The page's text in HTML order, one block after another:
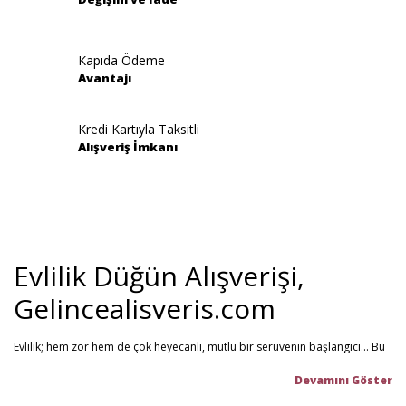
Kapıda Ödeme
Avantajı
Kredi Kartıyla Taksitli
Alışveriş İmkanı
Evlilik Düğün Alışverişi,
Gelincealisveris.com
Evlilik; hem zor hem de çok heyecanlı, mutlu bir serüvenin başlangıcı... Bu
Gelince Alışveriş; 2013 senesinden beri hizmet veren ve müşteri